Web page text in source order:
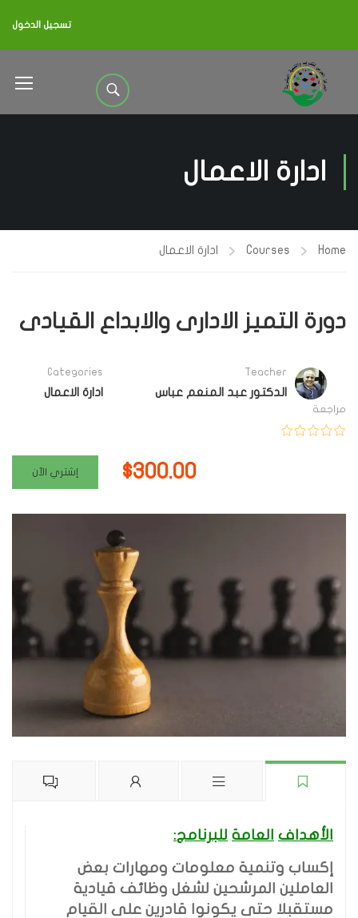
تسجيل الدخول
ادارة الاعمال
Home
Courses ادارة الاعمال
دورة التميز الادارى والابداع القيادى
Teacher
الدكتور عبد المنعم عباس
Categories
ادارة الاعمال
مراجعة
$300.00 إشتري الآن
الأهداف العامة للبرنامج:
إكساب وتنمية معلومات ومهارات بعض
العاملين المرشحين لشغل وظائف قيادية
مستقبلا حتى يكونوا قادرين على القيام